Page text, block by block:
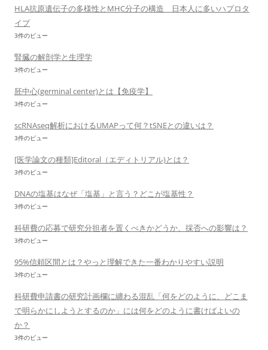
HLA抗原遺伝子の多様性とMHC分子の構造 日本人に多いハプロタ
イプ
3件のビュー
腎臓の解剖学と生理学
3件のビュー
胚中心(germinal center)とは【免疫学】
3件のビュー
scRNAseq解析におけるUMAPって何？tSNEとの違いは？
3件のビュー
[医学論文の種類]Editoral（エディトリアル)とは？
3件のビュー
DNAの塩基はなぜ「塩基」と言う？どこが塩基性？
3件のビュー
科研費の応募で研究分担者を置くべきかどうか、採否への影響は？
3件のビュー
95%信頼区間とは？やっと理解できた一番わかりやすい説明
3件のビュー
科研費申請書の研究計画欄に纏わる混乱「何をどのように、どこま
で明らかにしようとするのか」には何をどのように書けばよいの
か？
3件のビュー